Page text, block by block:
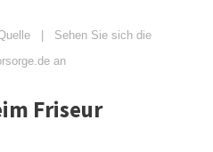
| Sehen Sie sich die
an
Friseur